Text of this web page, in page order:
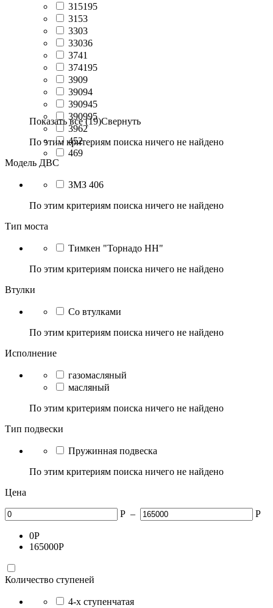
315195
3153
3303
33036
3741
374195
3909
39094
390945
390995
3962
452
469
Показать все (19)Свернуть
По этим критериям поиска ничего не найдено
Модель ДВС
ЗМЗ 406
По этим критериям поиска ничего не найдено
Тип моста
Тимкен "Торнадо НН"
По этим критериям поиска ничего не найдено
Втулки
Со втулками
По этим критериям поиска ничего не найдено
Исполнение
газомасляный
масляный
По этим критериям поиска ничего не найдено
Тип подвески
Пружинная подвеска
По этим критериям поиска ничего не найдено
Цена
Р – Р
0Р
165000Р
Количество ступеней
4-х ступенчатая